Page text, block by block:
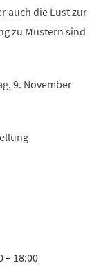
auch die Lust zur
zu Mustern sind
9. November
– 18:00